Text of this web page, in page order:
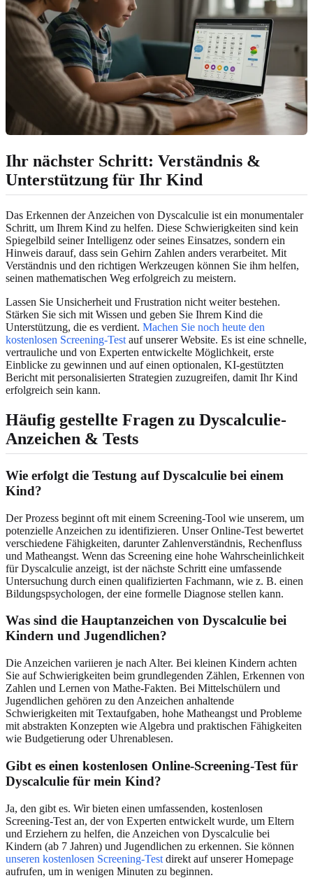
Ihr nächster Schritt: Verständnis &
Unterstützung für Ihr Kind
Das Erkennen der Anzeichen von Dyscalculie ist ein monumentaler
Schritt, um Ihrem Kind zu helfen. Diese Schwierigkeiten sind kein
Spiegelbild seiner Intelligenz oder seines Einsatzes, sondern ein
Hinweis darauf, dass sein Gehirn Zahlen anders verarbeitet. Mit
Verständnis und den richtigen Werkzeugen können Sie ihm helfen,
seinen mathematischen Weg erfolgreich zu meistern.
Lassen Sie Unsicherheit und Frustration nicht weiter bestehen.
Stärken Sie sich mit Wissen und geben Sie Ihrem Kind die
Unterstützung, die es verdient. Machen Sie noch heute den
kostenlosen Screening-Test auf unserer Website. Es ist eine schnelle,
vertrauliche und von Experten entwickelte Möglichkeit, erste
Einblicke zu gewinnen und auf einen optionalen, KI-gestützten
Bericht mit personalisierten Strategien zuzugreifen, damit Ihr Kind
erfolgreich sein kann.
Häufig gestellte Fragen zu Dyscalculie-
Anzeichen & Tests
Wie erfolgt die Testung auf Dyscalculie bei einem
Kind?
Der Prozess beginnt oft mit einem Screening-Tool wie unserem, um
potenzielle Anzeichen zu identifizieren. Unser Online-Test bewertet
verschiedene Fähigkeiten, darunter Zahlenverständnis, Rechenfluss
und Matheangst. Wenn das Screening eine hohe Wahrscheinlichkeit
für Dyscalculie anzeigt, ist der nächste Schritt eine umfassende
Untersuchung durch einen qualifizierten Fachmann, wie z. B. einen
Bildungspsychologen, der eine formelle Diagnose stellen kann.
Was sind die Hauptanzeichen von Dyscalculie bei
Kindern und Jugendlichen?
Die Anzeichen variieren je nach Alter. Bei kleinen Kindern achten
Sie auf Schwierigkeiten beim grundlegenden Zählen, Erkennen von
Zahlen und Lernen von Mathe-Fakten. Bei Mittelschülern und
Jugendlichen gehören zu den Anzeichen anhaltende
Schwierigkeiten mit Textaufgaben, hohe Matheangst und Probleme
mit abstrakten Konzepten wie Algebra und praktischen Fähigkeiten
wie Budgetierung oder Uhrenablesen.
Gibt es einen kostenlosen Online-Screening-Test für
Dyscalculie für mein Kind?
Ja, den gibt es. Wir bieten einen umfassenden, kostenlosen
Screening-Test an, der von Experten entwickelt wurde, um Eltern
und Erziehern zu helfen, die Anzeichen von Dyscalculie bei
Kindern (ab 7 Jahren) und Jugendlichen zu erkennen. Sie können
unseren kostenlosen Screening-Test direkt auf unserer Homepage
aufrufen, um in wenigen Minuten zu beginnen.